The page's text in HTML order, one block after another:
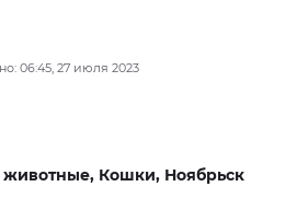
06:45, 27 июля 2023
животные, Кошки, Ноябрьск